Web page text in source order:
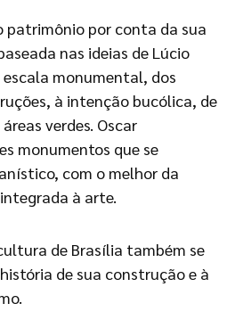
patrimônio por conta da sua
nas ideias de Lúcio
monumental, dos
à intenção bucólica, de
verdes. Oscar
monumentos que se
com o melhor da
à arte.
de Brasília também se
de sua construção e à